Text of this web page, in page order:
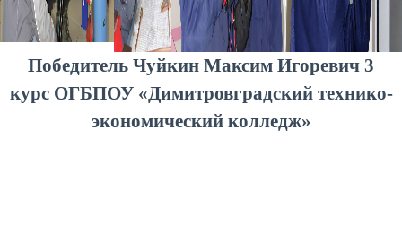
Победитель Чуйкин Максим Игоревич 3
курс ОГБПОУ «Димитровградский технико-
экономический колледж»